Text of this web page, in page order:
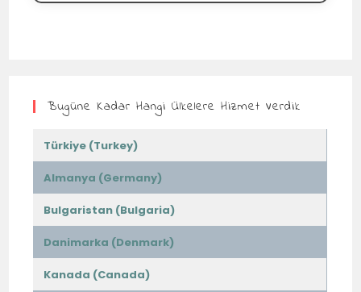
Bugüne Kadar Hangi Ülkelere Hizmet Verdik
Türkiye (Turkey)
Almanya (Germany)
Bulgaristan (Bulgaria)
Danimarka (Denmark)
Kanada (Canada)